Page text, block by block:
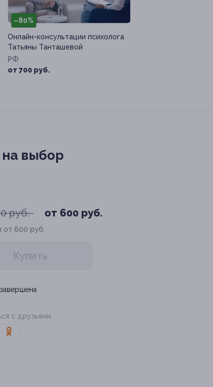
–80%
Онлайн-консультации психолога
Татьяны Танташевой
РФ
от 700 руб.
выбор
руб. от 600 руб.
от 600 руб.
Купить
с друзьями